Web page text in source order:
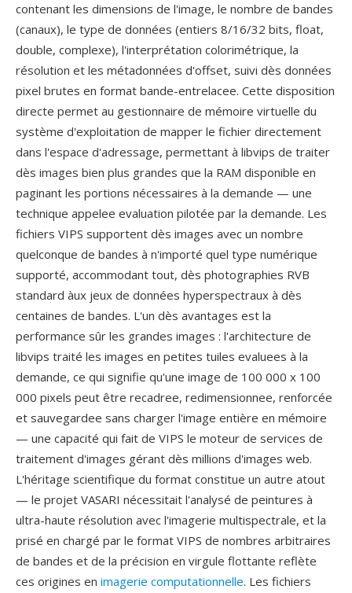
contenant les dimensions de l'image, le nombre de bandes
(canaux), le type de données (entiers 8/16/32 bits, float,
double, complexe), l'interprétation colorimétrique, la
résolution et les métadonnées d'offset, suivi dès données
pixel brutes en format bande-entrelacee. Cette disposition
directe permet au gestionnaire de mémoire virtuelle du
système d'exploitation de mapper le fichier directement
dans l'espace d'adressage, permettant à libvips de traiter
dès images bien plus grandes que la RAM disponible en
paginant les portions nécessaires à la demande — une
technique appelee evaluation pilotée par la demande. Les
fichiers VIPS supportent dès images avec un nombre
quelconque de bandes à n'importé quel type numérique
supporté, accommodant tout, dès photographies RVB
standard àux jeux de données hyperspectraux à dès
centaines de bandes. L'un dès avantages est la
performance sûr les grandes images : l'architecture de
libvips traité les images en petites tuiles evaluees à la
demande, ce qui signifie qu'une image de 100 000 x 100
000 pixels peut être recadree, redimensionnee, renforcée
et sauvegardee sans charger l'image entière en mémoire
— une capacité qui fait de VIPS le moteur de services de
traitement d'images gérant dès millions d'images web.
L'héritage scientifique du format constitue un autre atout
— le projet VASARI nécessitait l'analysé de peintures à
ultra-haute résolution avec l'imagerie multispectrale, et la
prisé en chargé par le format VIPS de nombres arbitraires
de bandes et de la précision en virgule flottante reflète
ces origines en imagerie computationnelle. Les fichiers